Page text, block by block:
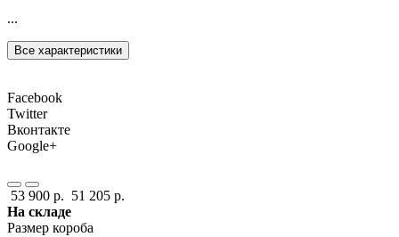
...
Все характеристики
Facebook
Twitter
Вконтакте
Google+
53 900 р. 51 205 р.
На складе
Размер короба